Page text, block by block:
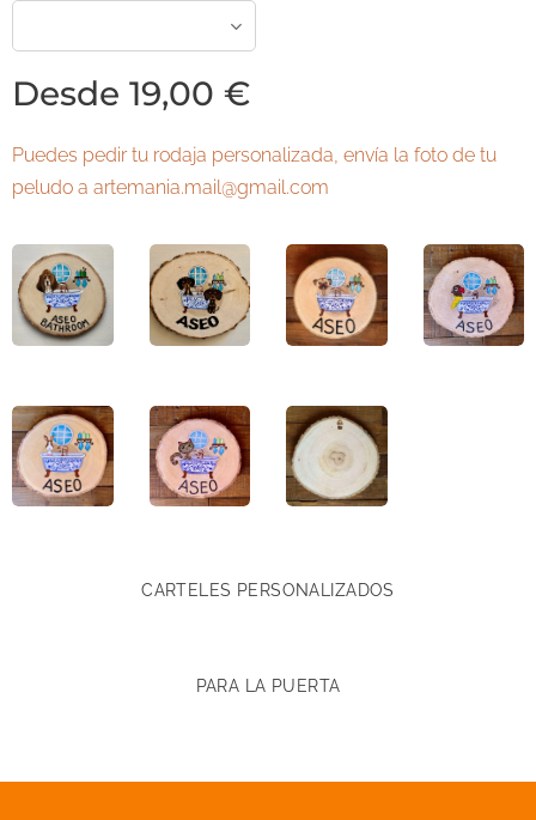
Desde 19,00 €
Puedes pedir tu rodaja personalizada, envía la foto de tu
peludo a artemania.mail@gmail.com
CARTELES PERSONALIZADOS
PARA LA PUERTA